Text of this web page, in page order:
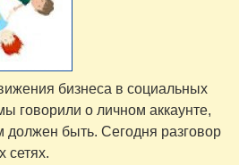
бизнеса в социальных
говорили о личном аккаунте,
должен быть. Сегодня разговор
сетях.